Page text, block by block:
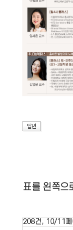
표를 왼쪽으
208건, 10/11페